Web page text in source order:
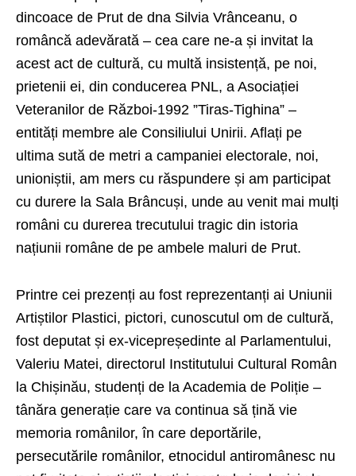
dincoace de Prut de dna Silvia Vrânceanu, o
româncă adevărată – cea care ne-a și invitat la
acest act de cultură, cu multă insistență, pe noi,
prietenii ei, din conducerea PNL, a Asociației
Veteranilor de Război-1992 ”Tiras-Tighina” –
entități membre ale Consiliului Unirii. Aflați pe
ultima sută de metri a campaniei electorale, noi,
unioniștii, am mers cu răspundere și am participat
cu durere la Sala Brâncuși, unde au venit mai mulți
români cu durerea trecutului tragic din istoria
națiunii române de pe ambele maluri de Prut.
Printre cei prezenți au fost reprezentanți ai Uniunii
Artiștilor Plastici, pictori, cunoscutul om de cultură,
fost deputat și ex-vicepreședinte al Parlamentului,
Valeriu Matei, directorul Institutului Cultural Român
la Chișinău, studenți de la Academia de Poliție –
tânăra generație care va continua să țină vie
memoria românilor, în care deportările,
persecutările românilor, etnocidul antiromânesc nu